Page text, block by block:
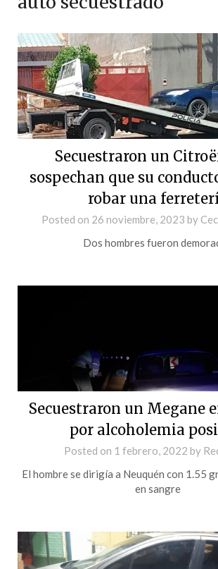
Secuestraron un
sospechan que su
robar una
Posted on 26 noviembre, 2023 by
Dos hombres fueron
Secuestraron un Megane
por alcoholemia
Posted on 1 febrero, 2022 by
El hombre se dirigía a Neuquén con 1.55
en sangre